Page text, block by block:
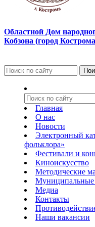
Областной Дом
Кобзона (город
Главная
О нас
Новости
Электронный
фольклора»
Фестивали и
Киноискусство
Методические
Муниципальные
Медиа
Контакты
Наши вакансии